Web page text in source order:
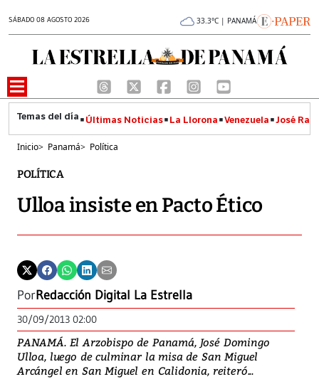
SÁBADO 08 AGOSTO 2026 33.3°C | PANAMÁ
Últimas Noticias La Llorona Venezuela José
Inicio> Panamá> Política
POLÍTICA
Ulloa insiste en Pacto Ético
PorRedacción Digital La Estrella
30/09/2013 02:00
PANAMÁ. El Arzobispo de Panamá, José Domingo
Ulloa, luego de culminar la misa de San Miguel
Arcángel en San Miguel en Calidonia, reiteró...